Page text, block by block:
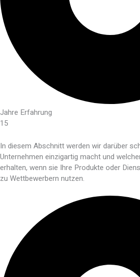
Jahre Erfahrung
15
In diesem Abschnitt werden wir darüber
Unternehmen einzigartig macht und
erhalten, wenn sie Ihre Produkte oder
zu Wettbewerbern nutzen.